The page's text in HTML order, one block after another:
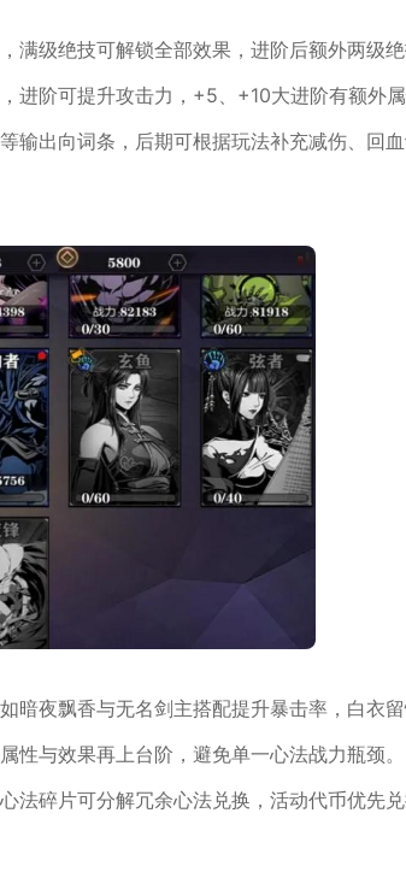
满级绝技可解锁全部效果，进阶后额外两级
进阶可提升攻击力，+5、+10大进阶有额外
输出向词条，后期可根据玩法补充减伤、回
暗夜飘香与无名剑主搭配提升暴击率，白衣
性与效果再上台阶，避免单一心法战力瓶颈
法碎片可分解冗余心法兑换，活动代币优先